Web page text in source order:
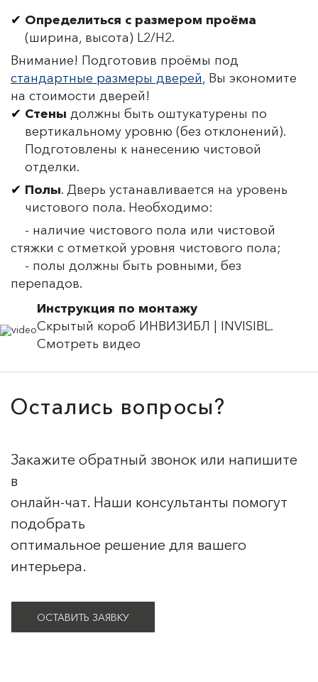
Определиться с размером проёма
(ширина, высота) L2/H2.
Внимание! Подготовив проёмы под
стандартные размеры дверей, Вы экономите
на стоимости дверей!
Стены должны быть оштукатурены по
вертикальному уровню (без отклонений).
Подготовлены к нанесению чистовой
отделки.
Полы. Дверь устанавливается на уровень
чистового пола. Необходимо:
- наличие чистового пола или чистовой
стяжки с отметкой уровня чистового пола;
- полы должны быть ровными, без
перепадов.
Инструкция по монтажу
Скрытый короб ИНВИЗИБЛ | INVISIBL.
Смотреть видео
Остались вопросы?
Закажите обратный звонок или напишите
в
онлайн-чат. Наши консультанты помогут
подобрать
оптимальное решение для вашего
интерьера.
ОСТАВИТЬ ЗАЯВКУ